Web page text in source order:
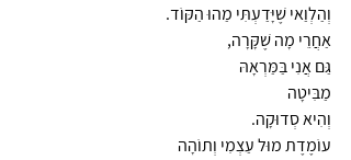
וְהַלְוַאי שֶׁיָּדַעְתִּי מַהוּ הַקּוֹד.
אַחֲרֵי מָה שֶׁקָּרָה,
גַּם אֲנִי בַּמַּרְאָהּ
מַבִּיטָה
וְהִיא סְדוּקָה.
עוֹמֶדֶת מוּל עַצְמִי וְתוֹהָה